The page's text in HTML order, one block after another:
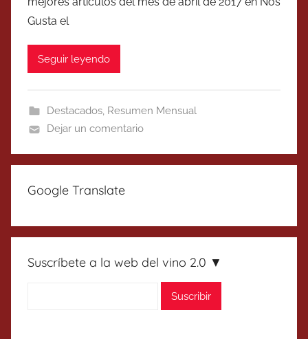
Gusta el
Seguir leyendo
Destacados, Resumen Mensual
Dejar un comentario
Google Translate
Suscríbete a la web del vino 2.0 ▼